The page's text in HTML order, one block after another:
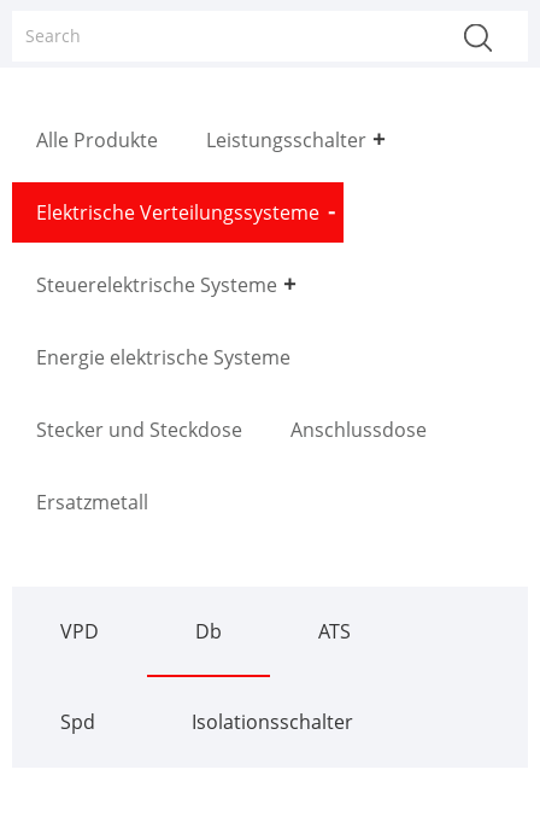
Alle Produkte Leistungsschalter
Elektrische Verteilungssysteme
Steuerelektrische Systeme
Energie elektrische Systeme
Stecker und Steckdose Anschlussdose
Ersatzmetall
VPD Db ATS
Spd Isolationsschalter